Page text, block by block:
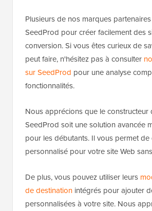
Plusieurs de nos marques
SeedProd pour créer facilement des
conversion. Si vous êtes curieux de
peut faire, n'hésitez pas à consulter
sur SeedProd pour une analyse
fonctionnalités.
Nous apprécions que le constructeur
SeedProd soit une solution avancée
pour les débutants. Il vous permet de
personnalisé pour votre site Web
De plus, vous pouvez utiliser leurs
de destination intégrés pour ajouter
personnalisées à votre site. Nous